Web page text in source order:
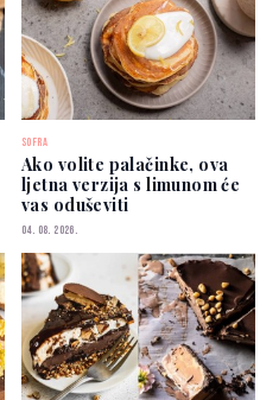
SOFRA
Ako volite palačinke, ova
ljetna verzija s limunom će
vas oduševiti
04. 08. 2026.